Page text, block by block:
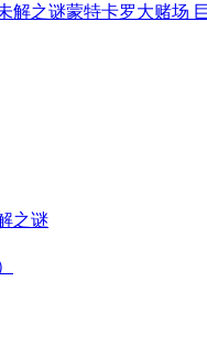
蒙特卡罗大赌场
之谜